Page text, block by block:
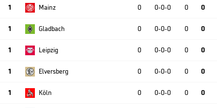
1 Mainz 0 0-0-0 0 0
1 Gladbach 0 0-0-0 0 0
1 Leipzig 0 0-0-0 0 0
1 Elversberg 0 0-0-0 0 0
1 Köln 0 0-0-0 0 0